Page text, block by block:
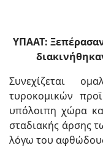
ΥΠΑΑΤ:
Συνεχίζεται
τυροκομικών
υπόλοιπη χώρα
σταδιακής άρσης
λόγω του